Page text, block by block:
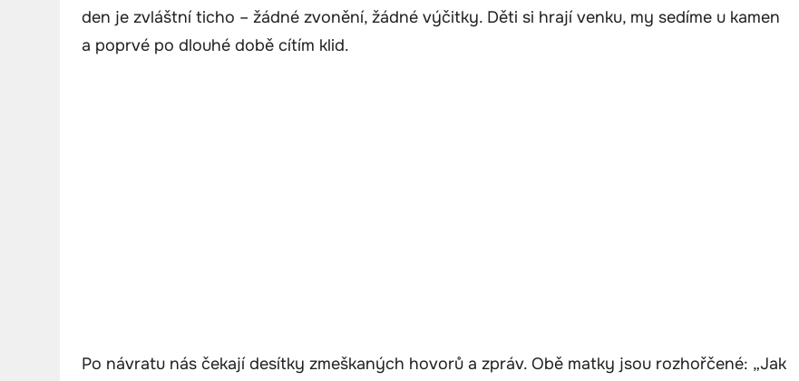
den je zvláštní ticho – žádné zvonění, žádné výčitky. Děti si hrají venku, my sedíme u kamen
a poprvé po dlouhé době cítím klid.
Po návratu nás čekají desítky zmeškaných hovorů a zpráv. Obě matky jsou rozhořčené: „Jak